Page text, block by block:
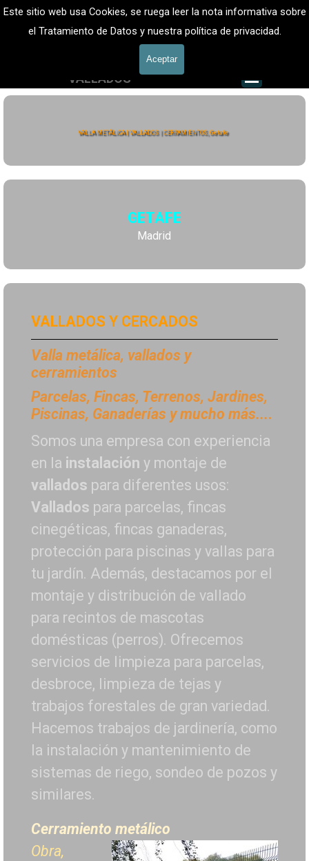
Este sitio web usa Cookies, se ruega leer la nota informativa sobre
el Tratamiento de Datos y nuestra política de privacidad.
Aceptar
Vaya al ContenidoVALLADOS METALICOS MADRID - VALLADO DE FINCAS
Valla Metálica y Vallados fincas
VALLADOS Valla Hércules
601 900 178
VALLA METÁLICA | VALLADOS | CERRAMIENTOS, Getafe
GETAFE
Madrid
VALLADOS Y CERCADOS
Valla metálica, vallados y
cerramientos
Parcelas, Fincas, Terrenos, Jardines,
Piscinas, Ganaderías y mucho más....
Somos una empresa con experiencia
en la instalación y montaje de
vallados para diferentes usos:
Vallados para parcelas, fincas
cinegéticas, fincas ganaderas,
protección para piscinas y vallas para
tu jardín. Además, destacamos por el
montaje y distribución de vallado
para recintos de mascotas
domésticas (perros). Ofrecemos
servicios de limpieza para parcelas,
desbroce, limpieza de tejas y
trabajos forestales de gran variedad.
Hacemos trabajos de jardinería, como
la instalación y mantenimiento de
sistemas de riego, sondeo de pozos y
similares.
Cerramiento metálico
Obra,